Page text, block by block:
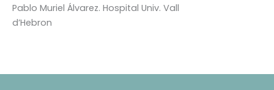
Pablo Muriel Álvarez. Hospital Univ. Vall
d’Hebron